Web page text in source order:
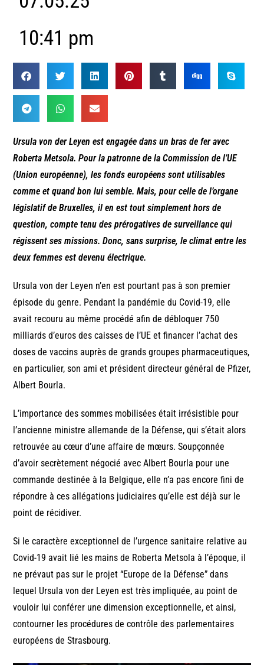
10:41 pm
Ursula von der Leyen est engagée dans un bras de fer avec
Roberta Metsola. Pour la patronne de la Commission de l’UE
(Union européenne), les fonds européens sont utilisables
comme et quand bon lui semble. Mais, pour celle de l’organe
législatif de Bruxelles, il en est tout simplement hors de
question, compte tenu des prérogatives de surveillance qui
régissent ses missions. Donc, sans surprise, le climat entre les
deux femmes est devenu électrique.
Ursula von der Leyen n’en est pourtant pas à son premier
épisode du genre. Pendant la pandémie du Covid-19, elle
avait recouru au même procédé afin de débloquer 750
milliards d’euros des caisses de l’UE et financer l’achat des
doses de vaccins auprès de grands groupes pharmaceutiques,
en particulier, son ami et président directeur général de Pfizer,
Albert Bourla.
L’importance des sommes mobilisées était irrésistible pour
l’ancienne ministre allemande de la Défense, qui s’était alors
retrouvée au cœur d’une affaire de mœurs. Soupçonnée
d’avoir secrètement négocié avec Albert Bourla pour une
commande destinée à la Belgique, elle n’a pas encore fini de
répondre à ces allégations judiciaires qu’elle est déjà sur le
point de récidiver.
Si le caractère exceptionnel de l’urgence sanitaire relative au
Covid-19 avait lié les mains de Roberta Metsola à l’époque, il
ne prévaut pas sur le projet “Europe de la Défense” dans
lequel Ursula von der Leyen est très impliquée, au point de
vouloir lui conférer une dimension exceptionnelle, et ainsi,
contourner les procédures de contrôle des parlementaires
européens de Strasbourg.